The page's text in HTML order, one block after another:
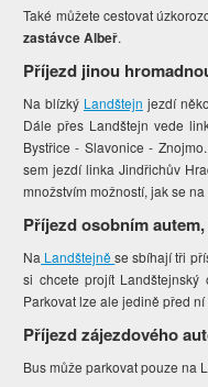
Také můžete cestovat
zastávce Albeř.
Příjezd jinou
Na blízký Landštejn jezdí
Dále přes Landštejn vede
Bystřice - Slavonice -
sem jezdí linka Jindřichův
množstvím možností, jak se
Příjezd osobním
Na Landštejněse sbíhají tři
si chcete projít
Parkovat lze ale jedině před
Příjezd zájezdového
Bus může parkovat pouze na